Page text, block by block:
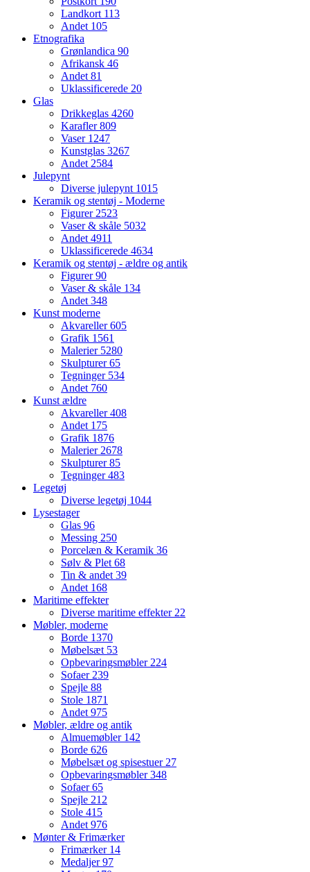
Landkort 113
Andet 105
Etnografika
Grønlandica 90
Afrikansk 46
Andet81
Uklassificerede 20
Glas
Drikkeglas 4260
Karafler809
Vaser 1247
Kunstglas 3267
Andet2584
Julepynt
Diverse julepynt 1015
Keramik og stentøj - Moderne
Figurer2523
Vaser & skåle 5032
Andet4911
Uklassificerede 4634
Keramik og stentøj - ældre og antik
Figurer90
Vaser & skåle 134
Andet348
Kunst moderne
Akvareller605
Grafik 1561
Malerier 5280
Skulpturer65
Tegninger 534
Andet 760
Kunst ældre
Akvareller408
Andet 175
Grafik 1876
Malerier2678
Skulpturer85
Tegninger483
Legetøj
Diverse legetøj 1044
Lysestager
Glas 96
Messing 250
Porcelæn & Keramik 36
Sølv & Plet68
Tin & andet39
Andet 168
Maritime effekter
Diverse maritime effekter22
Møbler, moderne
Borde 1370
Møbelsæt 53
Opbevaringsmøbler224
Sofaer239
Spejle 88
Stole 1871
Andet975
Møbler, ældre og antik
Almuemøbler 142
Borde 626
Møbelsæt og spisestuer27
Opbevaringsmøbler348
Sofaer65
Spejle 212
Stole 415
Andet976
Mønter & Frimærker
Frimærker 14
Medaljer97